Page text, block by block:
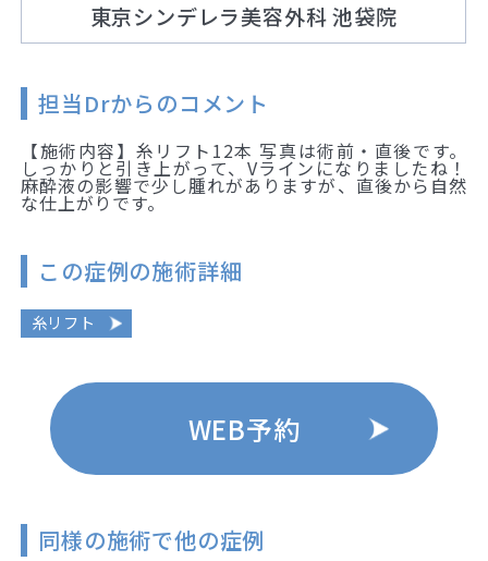
東京シンデレラ美容外科 池袋院
担当Drからのコメント
【施術内容】糸リフト12本 写真は術前・直後です。
しっかりと引き上がって、Vラインになりましたね！
麻酔液の影響で少し腫れがありますが、直後から自然
な仕上がりです。
この症例の施術詳細
糸リフト
WEB予約
同様の施術で他の症例